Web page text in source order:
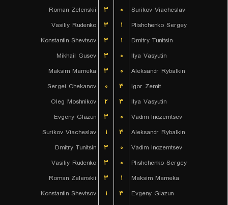
Roman Zelenskii
۳ ۰
Surikov Viacheslav
Vasiliy Rudenko
۳ ۱
Plishchenko Sergey
Konstantin Shevtsov
۳ ۱
Dmitry Tunitsin
Mikhail Gusev
۳ ۰
Ilya Vasyutin
Maksim Mameka
۳ ۰
Aleksandr Rybalkin
Sergei Chekanov
۰ ۳
Igor Zemit
Oleg Moshnikov
۲ ۳
Ilya Vasyutin
Evgeny Glazun
۳ ۰
Vadim Inozemtsev
Surikov Viacheslav
۱ ۳
Aleksandr Rybalkin
Dmitry Tunitsin
۳ ۰
Vadim Inozemtsev
Vasiliy Rudenko
۳ ۰
Plishchenko Sergey
Roman Zelenskii
۳ ۱
Maksim Mameka
Konstantin Shevtsov
۱ ۳
Evgeny Glazun